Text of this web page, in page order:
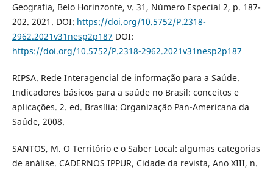
Geografia, Belo Horinzonte, v. 31, Número Especial 2, p. 187-
202. 2021. DOI: https://doi.org/10.5752/P.2318-
2962.2021v31nesp2p187 DOI:
https://doi.org/10.5752/P.2318-2962.2021v31nesp2p187
RIPSA. Rede Interagencial de informação para a Saúde.
Indicadores básicos para a saúde no Brasil: conceitos e
aplicações. 2. ed. Brasília: Organização Pan-Americana da
Saúde, 2008.
SANTOS, M. O Território e o Saber Local: algumas categorias
de análise. CADERNOS IPPUR, Cidade da revista, Ano XIII, n.